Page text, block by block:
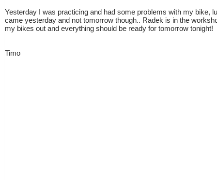
Yesterday I was practicing and had some problems with my bike,
came yesterday and not tomorrow though.. Radek is in the
my bikes out and everything should be ready for tomorrow tonight!
Timo